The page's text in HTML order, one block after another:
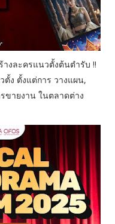
งละครแนวตั้งต้นตำรับ !!
ง ตั้งแต่การ วางแผน,
ขายงาน ในตลาดต่าง